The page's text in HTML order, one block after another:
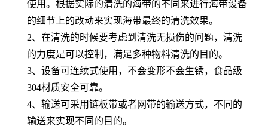
使用。根据实际的清洗的海带的不同来进行海带设备
的细节上的改动来实现海带最终的清洗效果。
2、在清洗的时候要考虑到清洗无损伤的问题，清洗
的力度是可以控制，满足多种物料清洗的目的。
3、设备可连续式使用，不会变形不会生锈，食品级
304材质安全可靠。
4、输送可采用链板带或者网带的输送方式，不同的
输送来实现不同的目的。